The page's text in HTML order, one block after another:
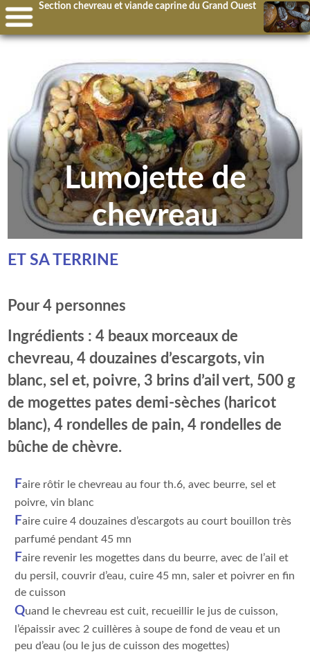
Section chevreau et viande caprine du Grand Ouest
Lumojette de
chevreau
ET SA TERRINE
Pour 4 personnes
Ingrédients : 4 beaux morceaux de
chevreau, 4 douzaines d’escargots, vin
blanc, sel et, poivre, 3 brins d’ail vert, 500 g
de mogettes pates demi-sèches (haricot
blanc), 4 rondelles de pain, 4 rondelles de
bûche de chèvre.
Faire rôtir le chevreau au four th.6, avec beurre, sel et
poivre, vin blanc
Faire cuire 4 douzaines d’escargots au court bouillon très
parfumé pendant 45 mn
Faire revenir les mogettes dans du beurre, avec de l’ail et
du persil, couvrir d’eau, cuire 45 mn, saler et poivrer en fin
de cuisson
Quand le chevreau est cuit, recueillir le jus de cuisson,
l’épaissir avec 2 cuillères à soupe de fond de veau et un
peu d’eau (ou le jus de cuisson des mogettes)